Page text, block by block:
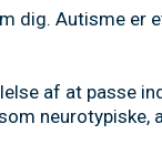
dig. Autisme er
af at passe
neurotypiske,